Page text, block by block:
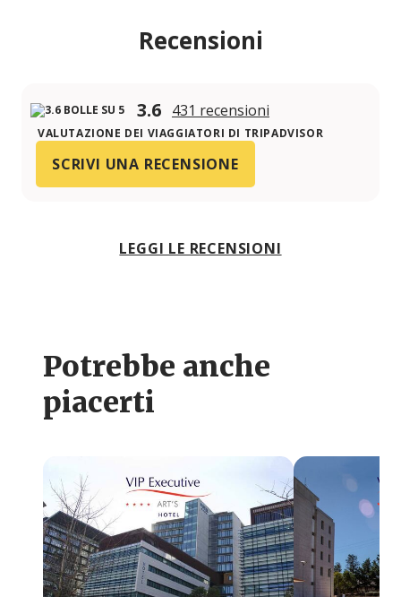
Recensioni
3.6 431 recensioni
VALUTAZIONE DEI VIAGGIATORI DI TRIPADVISOR
SCRIVI UNA RECENSIONE
LEGGI LE RECENSIONI
Potrebbe anche
piacerti